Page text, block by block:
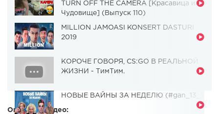
TURN OFF THE CAMERA [Красавица и
Чудовище] (Выпуск 110)
MILLION JAMOASI KONSERT DASTURI
2019
КОРОЧЕ ГОВОРЯ, CS:GO В РЕАЛЬНОЙ
ЖИЗНИ - ТимТим.
НОВЫЕ ВАЙНЫ ЗА НЕДЕЛЮ (#gan_13_)
Описание видео: